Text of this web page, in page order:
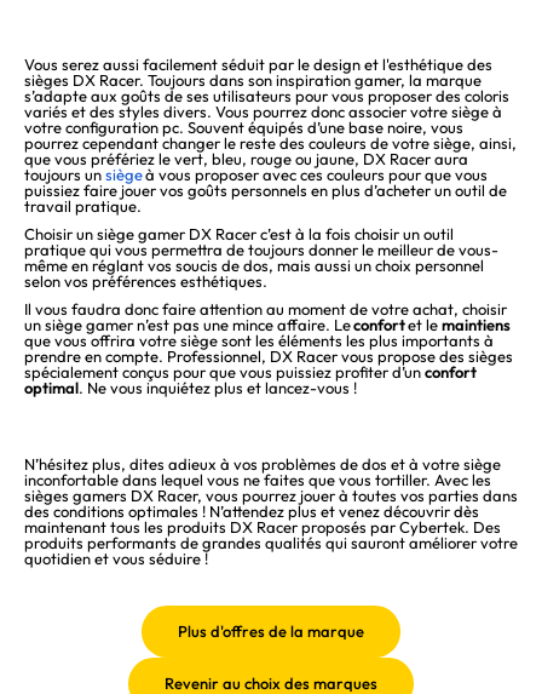
Vous serez aussi facilement séduit par le design et l'esthétique des
sièges DX Racer. Toujours dans son inspiration gamer, la marque
s’adapte aux goûts de ses utilisateurs pour vous proposer des coloris
variés et des styles divers. Vous pourrez donc associer votre siège à
votre configuration pc. Souvent équipés d’une base noire, vous
pourrez cependant changer le reste des couleurs de votre siège, ainsi,
que vous préfériez le vert, bleu, rouge ou jaune, DX Racer aura
toujours unsiègeà vous proposer avec ces couleurs pour que vous
puissiez faire jouer vos goûts personnels en plus d’acheter un outil de
travail pratique.
Choisir un siège gamer DX Racer c’est à la fois choisir un outil
pratique qui vous permettra de toujours donner le meilleur de vous-
même en réglant vos soucis de dos, mais aussi un choix personnel
selon vos préférences esthétiques.
Il vous faudra donc faire attention au moment de votre achat, choisir
un siège gamer n’est pas une mince affaire. Leconfortet lemaintiens
que vous offrira votre siège sont les éléments les plus importants à
prendre en compte. Professionnel, DX Racer vous propose des sièges
spécialement conçus pour que vous puissiez profiter d’unconfort
optimal. Ne vous inquiétez plus et lancez-vous !
N’hésitez plus, dites adieux à vos problèmes de dos et à votre siège
inconfortable dans lequel vous ne faites que vous tortiller. Avec les
sièges gamers DX Racer, vous pourrez jouer à toutes vos parties dans
des conditions optimales ! N’attendez plus et venez découvrir dès
maintenant tous les produits DX Racer proposés par Cybertek. Des
produits performants de grandes qualités qui sauront améliorer votre
quotidien et vous séduire !